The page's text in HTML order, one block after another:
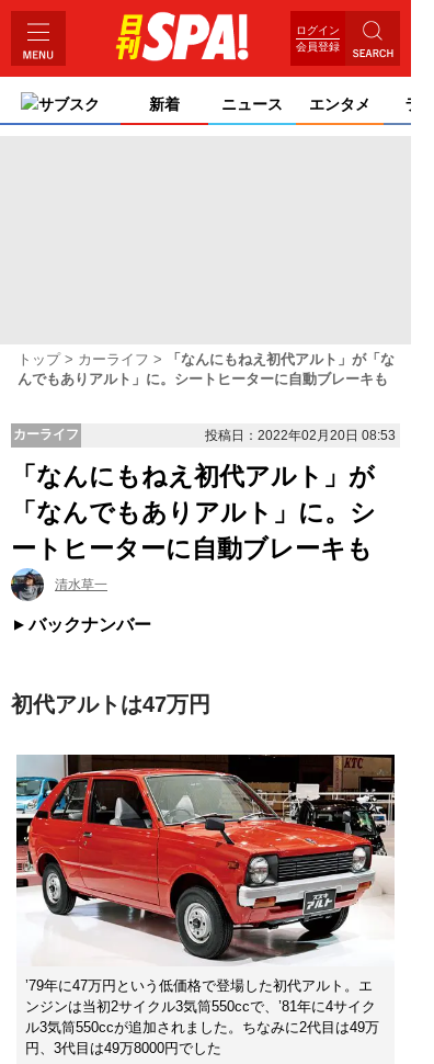
ログイン
会員登録
サブスク 新着 ニュース エンタメ ライ
トップ カーライフ
「なんにもねえ初代アルト」が「な
んでもありアルト」に。シートヒーターに自動ブレーキも
カーライフ 投稿日：2022年02月20日 08:53
「なんにもねえ初代アルト」が
「なんでもありアルト」に。シ
ートヒーターに自動ブレーキも
清水草一
バックナンバー
初代アルトは47万円
’79年に47万円という低価格で登場した初代アルト。エ
ンジンは当初2サイクル3気筒550ccで、’81年に4サイク
ル3気筒550ccが追加されました。ちなみに2代目は49万
円、3代目は49万8000円でした